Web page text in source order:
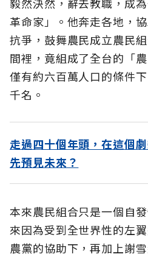
革命家」。他奔走各地，
抗爭，鼓舞農民成立農民
間裡，竟組成了全台的「
僅有約六百萬人口的條件
千名。
走過四十個年頭，在這個
先預見未來？
本來農民組合只是一個自
來因為受到全世界性的左
農黨的協助下，再加上謝